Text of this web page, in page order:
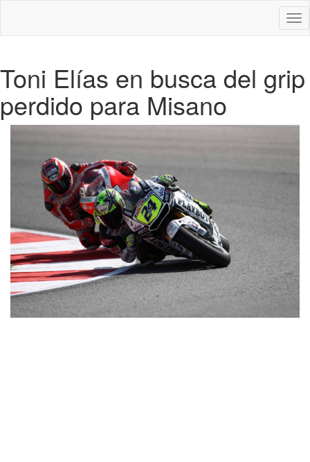
Toni Elías en busca del grip
perdido para Misano